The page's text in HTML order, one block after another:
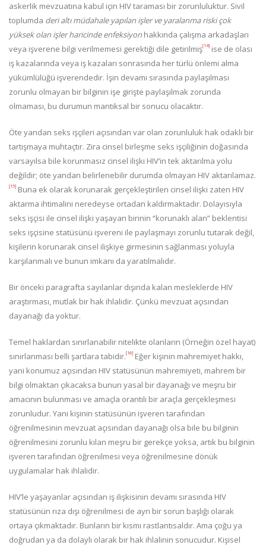
askerlik mevzuatına kabul için HIV taraması bir zorunluluktur. Sivil
toplumda deri altı müdahale yapılan işler ve yaralanma riski çok
yüksek olan işler haricinde enfeksiyon hakkında çalışma arkadaşları
veya işverene bilgi verilmemesi gerektiği dile getirilmiş[14] ise de olası
iş kazalarında veya iş kazaları sonrasında her türlü önlemi alma
yükümlülüğü işverendedir. İşin devamı sırasında paylaşılması
zorunlu olmayan bir bilginin işe girişte paylaşılmak zorunda
olmaması, bu durumun mantıksal bir sonucu olacaktır.
Öte yandan seks işçileri açısından var olan zorunluluk hak odaklı bir
tartışmaya muhtaçtır. Zira cinsel birleşme seks işçiliğinin doğasında
varsayılsa bile korunmasız cinsel ilişki HIV’in tek aktarılma yolu
değildir; öte yandan belirlenebilir durumda olmayan HIV aktarılamaz.
[15] Buna ek olarak korunarak gerçekleştirilen cinsel ilişki zaten HIV
aktarma ihtimalini neredeyse ortadan kaldırmaktadır. Dolayısıyla
seks işçisi ile cinsel ilişki yaşayan birinin “korunaklı alan” beklentisi
seks işçisine statüsünü işvereni ile paylaşmayı zorunlu tutarak değil,
kişilerin korunarak cinsel ilişkiye girmesinin sağlanması yoluyla
karşılanmalı ve bunun imkanı da yaratılmalıdır.
Bir önceki paragrafta sayılanlar dışında kalan mesleklerde HIV
araştırması, mutlak bir hak ihlalidir. Çünkü mevzuat açısından
dayanağı da yoktur.
Temel haklardan sınırlanabilir nitelikte olanların (Örneğin özel hayat)
sınırlanması belli şartlara tabidir.[16] Eğer kişinin mahremiyet hakkı,
yani konumuz açısından HIV statüsünün mahremiyeti, mahrem bir
bilgi olmaktan çıkacaksa bunun yasal bir dayanağı ve meşru bir
amacının bulunması ve amaçla orantılı bir araçla gerçekleşmesi
zorunludur. Yani kişinin statüsünün işveren tarafından
öğrenilmesinin mevzuat açısından dayanağı olsa bile bu bilginin
öğrenilmesini zorunlu kılan meşru bir gerekçe yoksa, artık bu bilginin
işveren tarafından öğrenilmesi veya öğrenilmesine dönük
uygulamalar hak ihlalidir.
HIV’le yaşayanlar açısından iş ilişkisinin devamı sırasında HIV
statüsünün rıza dışı öğrenilmesi de ayrı bir sorun başlığı olarak
ortaya çıkmaktadır. Bunların bir kısmı rastlantısaldır. Ama çoğu ya
doğrudan ya da dolaylı olarak bir hak ihlalinin sonucudur. Kişisel